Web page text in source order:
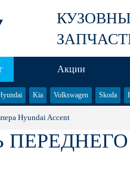
Акции
Kia Volkswagen Skoda
Hyundai Accent